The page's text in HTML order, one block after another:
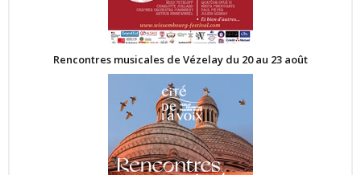
Rencontres musicales de Vézelay du 20 au 23 août